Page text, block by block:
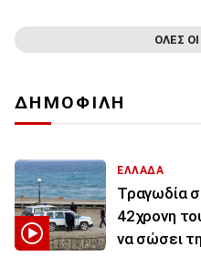
ΟΛΕΣ ΟΙ
ΔΗΜΟΦΙΛΗ
ΕΛΛΑΔΑ
Τραγωδία
42χρονη
να σώσει